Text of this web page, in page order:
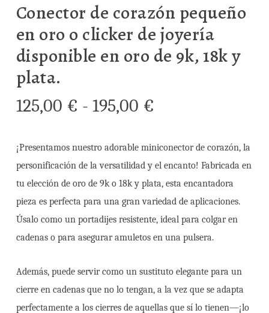
Conector de corazón pequeño
en oro o clicker de joyería
disponible en oro de 9k, 18k y
plata.
125,00 € - 195,00 €
precios:
desde
125,00 €
hasta
195,00 €
¡Presentamos nuestro adorable miniconector de corazón, la
personificación de la versatilidad y el encanto! Fabricada en
tu elección de oro de 9k o 18k y plata, esta encantadora
pieza es perfecta para una gran variedad de aplicaciones.
Úsalo como un portadijes resistente, ideal para colgar en
cadenas o para asegurar amuletos en una pulsera.
Además, puede servir como un sustituto elegante para un
cierre en cadenas que no lo tengan, a la vez que se adapta
perfectamente a los cierres de aquellas que sí lo tienen—¡lo